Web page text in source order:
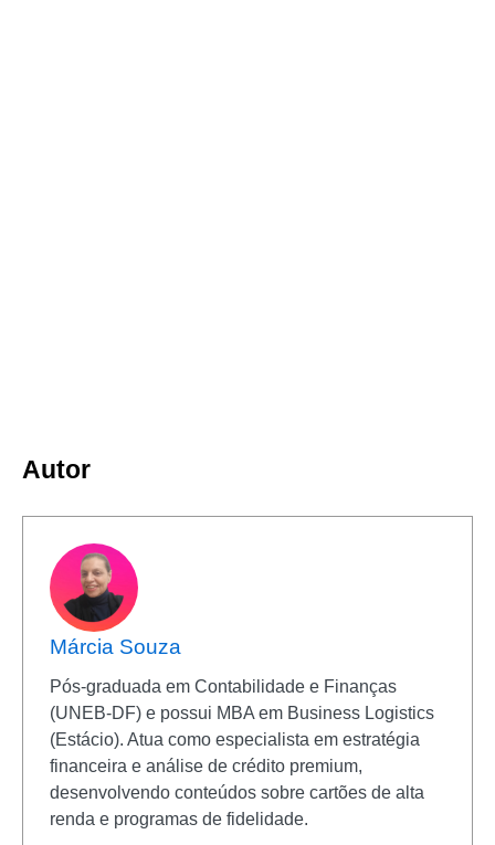
Autor
Márcia Souza
Pós-graduada em Contabilidade e Finanças
(UNEB-DF) e possui MBA em Business Logistics
(Estácio). Atua como especialista em estratégia
financeira e análise de crédito premium,
desenvolvendo conteúdos sobre cartões de alta
renda e programas de fidelidade.